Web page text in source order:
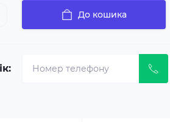
До кошика